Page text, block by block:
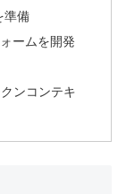
準備
ームを開発
ンコンテキ